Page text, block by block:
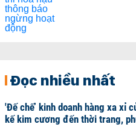
Đọc nhiều nhất
'Đế chế’ kinh doanh hàng xa xỉ
kế kim cương đến thời trang,